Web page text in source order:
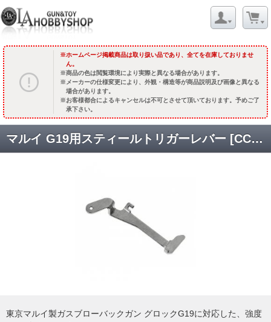
ホームページ掲載商品は取り扱い品であり、全てを在庫しておりませ
ん。
商品の色は閲覧環境により実際と異なる場合があります。
メーカーの仕様変更により、外観・構造等が商品説明及び画像と異なる
場合があります。
お客様都合によるキャンセルは不可とさせて頂いております。予めご了
承下さい。
マルイ G19用スティールトリガーレバー [CCT-TMG-007] [取寄]
東京マルイ製ガスブローバックガン グロックG19に対応した、強度